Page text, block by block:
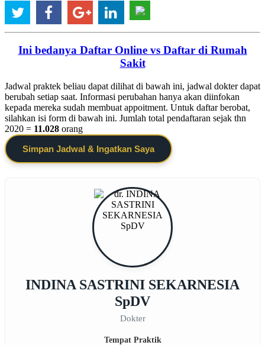
Ini bedanya Daftar Online vs Daftar di Rumah
Sakit
Jadwal praktek beliau dapat dilihat di bawah ini, jadwal dokter dapat
berubah setiap saat. Informasi perubahan hanya akan diinfokan
kepada mereka sudah membuat appoitment. Untuk daftar berobat,
silahkan isi form di bawah ini. Jumlah total pendaftaran sejak thn
2020 = 11.028 orang
Simpan Jadwal & Ingatkan Saya
INDINA SASTRINI SEKARNESIA
SpDV
Dokter
Tempat Praktik